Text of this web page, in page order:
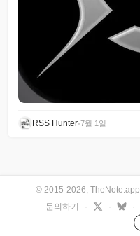
RSS Hunter•7월 1일
© 2015-2026, TheNote.app
문의하기
· · ·